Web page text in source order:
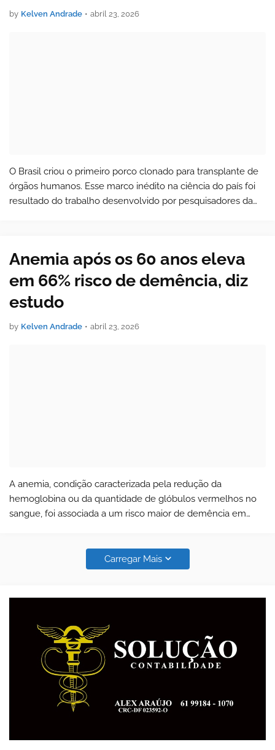
by Kelven Andrade • abril 23, 2026
O Brasil criou o primeiro porco clonado para transplante de
órgãos humanos. Esse marco inédito na ciência do país foi
resultado do trabalho desenvolvido por pesquisadores da
Anemia após os 60 anos eleva
em 66% risco de demência, diz
estudo
by Kelven Andrade • abril 23, 2026
A anemia, condição caracterizada pela redução da
hemoglobina ou da quantidade de glóbulos vermelhos no
sangue, foi associada a um risco maior de demência em
Carregar Mais